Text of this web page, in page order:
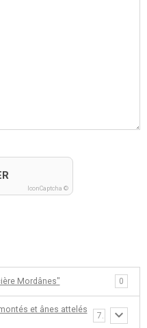
IconCaptcha ©
Mordânes" 0
montés et ânes attelés
7